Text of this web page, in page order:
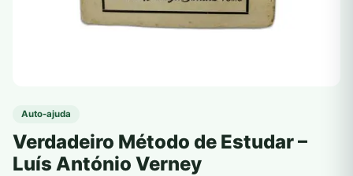
Auto-ajuda
Verdadeiro Método de Estudar –
Luís António Verney